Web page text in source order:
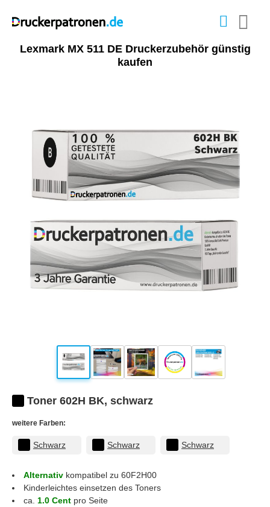
Lexmark MX 511 DE Druckerzubehör günstig
kaufen
Toner 602H BK, schwarz
weitere Farben:
Schwarz Schwarz Schwarz
Alternativ kompatibel zu 60F2H00
Kinderleichtes einsetzen des Toners
ca. 1.0 Cent pro Seite